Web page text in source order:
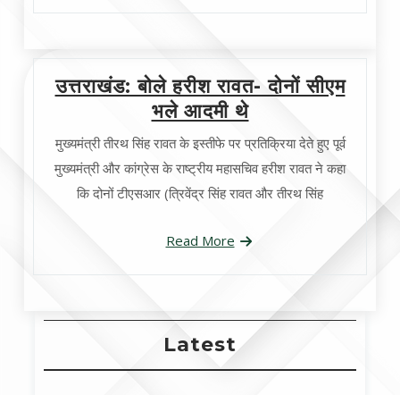
उत्तराखंड: बोले हरीश रावत- दोनों सीएम
भले आदमी थे
मुख्यमंत्री तीरथ सिंह रावत के इस्तीफे पर प्रतिक्रिया देते हुए पूर्व
मुख्यमंत्री और कांग्रेस के राष्ट्रीय महासचिव हरीश रावत ने कहा
कि दोनों टीएसआर (त्रिवेंद्र सिंह रावत और तीरथ सिंह
Read More
Latest